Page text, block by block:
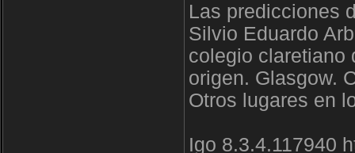
Las predicciones
Silvio Eduardo
colegio claretiano
origen. Glasgow.
Otros lugares en
Igo 8.3.4.117940